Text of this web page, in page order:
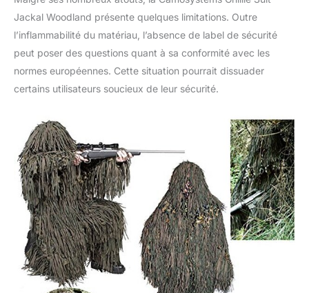
Jackal Woodland présente quelques limitations. Outre
l’inflammabilité du matériau, l’absence de label de sécurité
peut poser des questions quant à sa conformité avec les
normes européennes. Cette situation pourrait dissuader
certains utilisateurs soucieux de leur sécurité.